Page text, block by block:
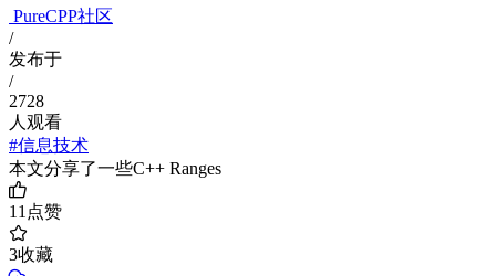
PureCPP社区
/
发布于
/
2728
人观看
#信息技术
本文分享了一些C++ Ranges
11点赞
3收藏